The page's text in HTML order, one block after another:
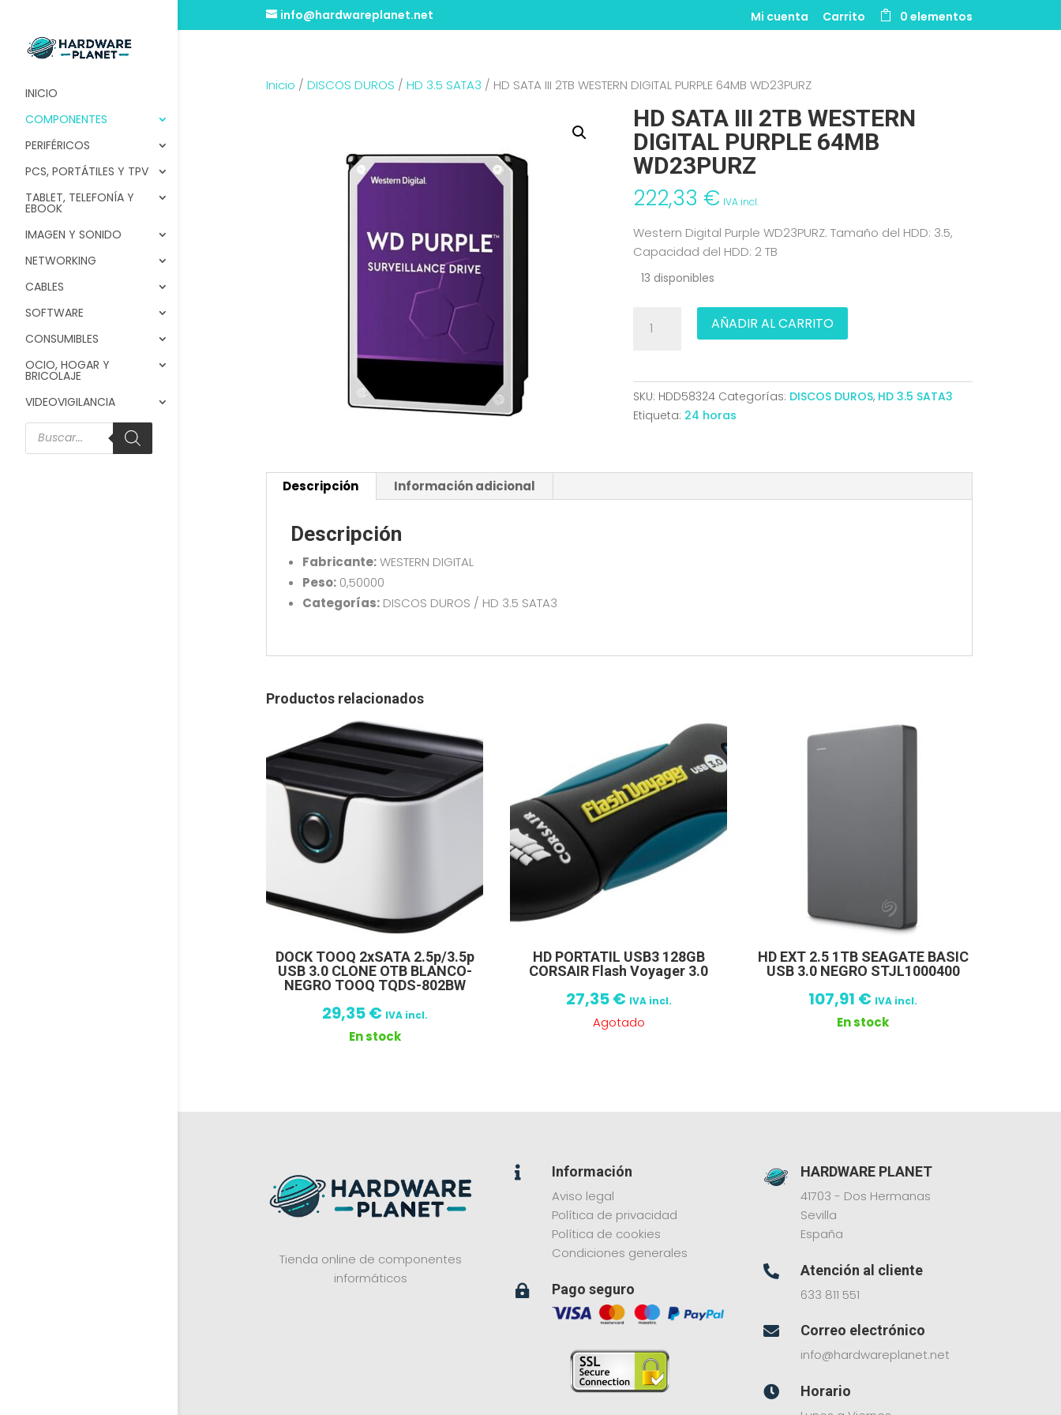
info@hardwareplanet.net Mi cuenta Carrito 0 elementos
INICIO
COMPONENTES
PERIFÉRICOS
PCS, PORTÁTILES Y TPV
TABLET, TELEFONÍA Y
EBOOK
IMAGEN Y SONIDO
NETWORKING
CABLES
SOFTWARE
CONSUMIBLES
OCIO, HOGAR Y
BRICOLAJE
VIDEOVIGILANCIA
Búsqueda
de
productos
Inicio / DISCOS DUROS / HD 3.5 SATA3 / HD SATA III 2TB WESTERN DIGITAL PURPLE 64MB WD23PURZ
HD SATA III 2TB WESTERN
DIGITAL PURPLE 64MB
WD23PURZ
222,33 € IVA incl.
Western Digital Purple WD23PURZ. Tamaño del HDD: 3.5,
Capacidad del HDD: 2 TB
13 disponibles
SATA
WESTERN
DIGITAL
AÑADIR AL CARRITO
SKU: HDD58324 Categorías: DISCOS DUROS, HD 3.5 SATA3
Etiqueta: 24 horas
Descripción Información adicional
Descripción
Fabricante:WESTERN DIGITAL
Peso:0,50000
Categorías:DISCOS DUROS / HD 3.5 SATA3
Productos relacionados
DOCK TOOQ 2xSATA 2.5p/3.5p
USB 3.0 CLONE OTB BLANCO-
NEGRO TOOQ TQDS-802BW
29,35€ IVA incl.
En stock
HD PORTATIL USB3 128GB
CORSAIR Flash Voyager 3.0
27,35€ IVA incl.
Agotado
HD EXT 2.5 1TB SEAGATE BASIC
USB 3.0 NEGRO STJL1000400
107,91 € IVA incl.
En stock
Tienda online de componentes
informáticos

Información
Aviso legal
Política de privacidad
Política de cookies
Condiciones generales
 Pago seguro
HARDWARE PLANET
41703 - Dos Hermanas
Sevilla
España

Atención al cliente
633 811 551

Correo electrónico
info@hardwareplanet.net

Horario